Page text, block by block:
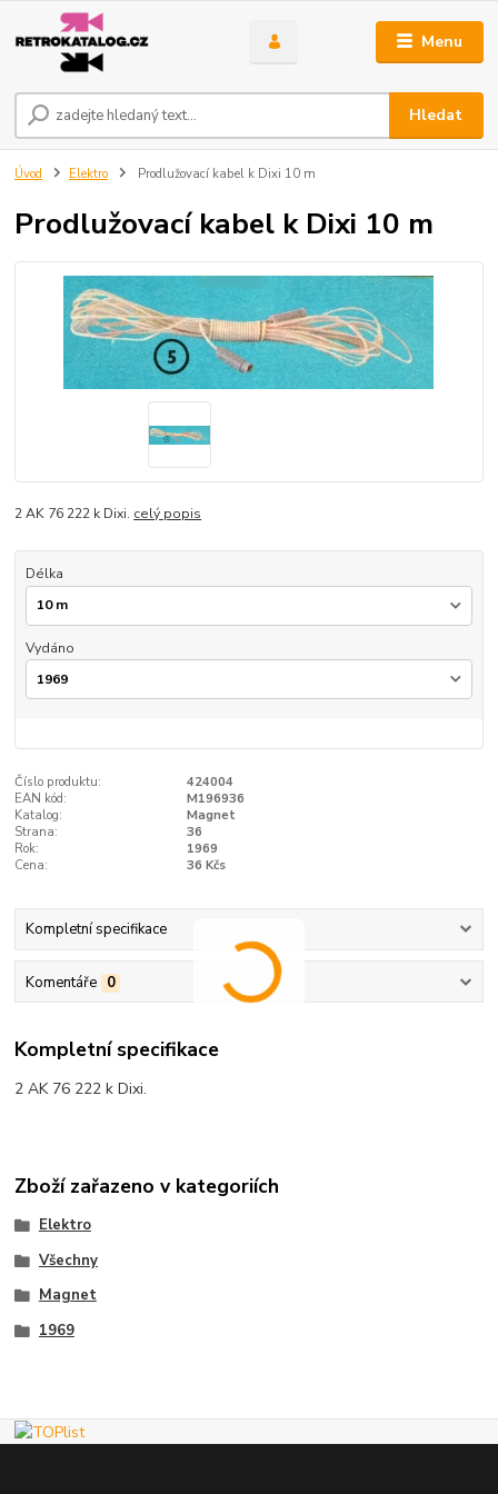
Menu
Hledat
Úvod Elektro Prodlužovací kabel k Dixi 10 m
Prodlužovací kabel k Dixi 10 m
2 AK 76 222 k Dixi. celý popis
Délka
Vydáno
Číslo produktu:
424004
EAN kód:
M196936
Katalog:
Magnet
Strana:
36
Rok:
1969
Cena:
36 Kčs
Kompletní specifikace
Komentáře 0
Kompletní specifikace
2 AK 76 222 k Dixi.
Zboží zařazeno v kategoriích
Elektro
Všechny
Magnet
1969